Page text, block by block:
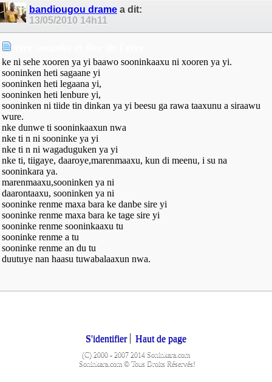
bandiougou drame a dit:
13/05/2010 14h11
ke ni sehe xooren ya yi baawo sooninkaaxu ni xooren ya yi.
sooninken heti sagaane yi
sooninken heti legaana yi,
sooninken heti lenbure yi,
sooninken ni tiide tin dinkan ya yi beesu ga rawa taaxunu a siraawu
wure.
nke dunwe ti sooninkaaxun nwa
nke ti n ni sooninke ya yi
nke ti n ni wagaduguken ya yi
nke ti, tiigaye, daaroye,marenmaaxu, kun di meenu, i su na
sooninkara ya.
marenmaaxu,sooninken ya ni
daarontaaxu, sooninken ya ni
sooninke renme maxa bara ke danbe sire yi
sooninke renme maxa bara ke tage sire yi
sooninke renme sooninkaaxu tu
sooninke renme a tu
sooninke renme an du tu
duutuye nan haasu tuwabalaaxun nwa.
S'identifier Haut de page
(C) 2000 - 2007 2014 Soninkara.com
Soninkara.com © Tous Droits Réservés!